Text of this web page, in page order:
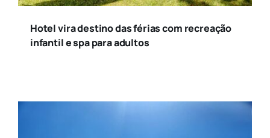
Hotel vira destino das férias com recreação
infantil e spa para adultos